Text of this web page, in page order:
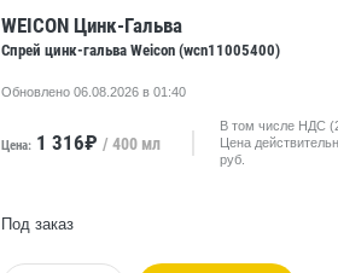
WEICON Цинк-Гальва
Спрей цинк-гальва Weicon (wcn11005400)
Обновлено 06.08.2026 в 01:40
Цена:1 316₽ / 400 мл
В том числе НДС
Цена
руб.
Под заказ